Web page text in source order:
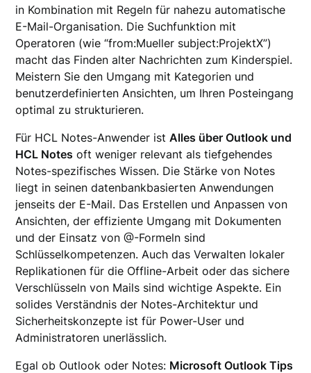
in Kombination mit Regeln für nahezu automatische
E-Mail-Organisation. Die Suchfunktion mit
Operatoren (wie “from:Mueller subject:ProjektX”)
macht das Finden alter Nachrichten zum Kinderspiel.
Meistern Sie den Umgang mit Kategorien und
benutzerdefinierten Ansichten, um Ihren Posteingang
optimal zu strukturieren.
Für HCL Notes-Anwender istAlles über Outlook und
HCL Notes oft weniger relevant als tiefgehendes
Notes-spezifisches Wissen. Die Stärke von Notes
liegt in seinen datenbankbasierten Anwendungen
jenseits der E-Mail. Das Erstellen und Anpassen von
Ansichten, der effiziente Umgang mit Dokumenten
und der Einsatz von @-Formeln sind
Schlüsselkompetenzen. Auch das Verwalten lokaler
Replikationen für die Offline-Arbeit oder das sichere
Verschlüsseln von Mails sind wichtige Aspekte. Ein
solides Verständnis der Notes-Architektur und
Sicherheitskonzepte ist für Power-User und
Administratoren unerlässlich.
Egal ob Outlook oder Notes: Microsoft Outlook Tips